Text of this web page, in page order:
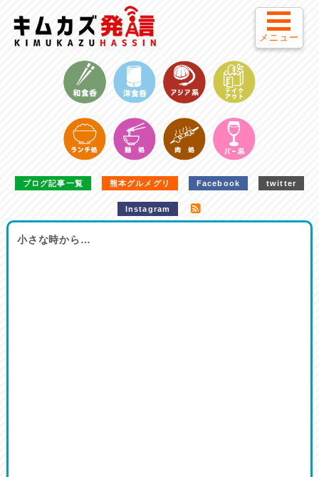
ブログ記事一覧 熊本グルメグリ Facebook twitter
Instagram
小さな時から…
メニュー